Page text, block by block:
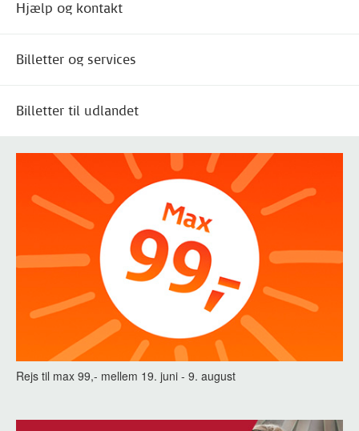
Hjælp og kontakt
Billetter og services
Billetter til udlandet
Rejs til max 99,- mellem 19. juni - 9. august